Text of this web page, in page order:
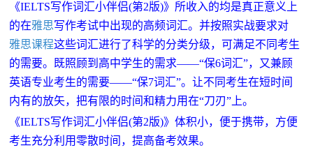
《IELTS写作词汇小伴侣(第2版)》所收入的均是真正意义上
的在雅思写作考试中出现的高频词汇。并按照实战要求对
雅思课程这些词汇进行了科学的分类分级，可满足不同考生
的需要。既照顾到高中学生的需求——“保6词汇”，又兼顾
英语专业考生的需要——“保7词汇”。让不同考生在短时间
内有的放矢，把有限的时间和精力用在“刀刃”上。
《IELTS写作词汇小伴侣(第2版)》体积小，便于携带，方便
考生充分利用零散时间，提高备考效果。